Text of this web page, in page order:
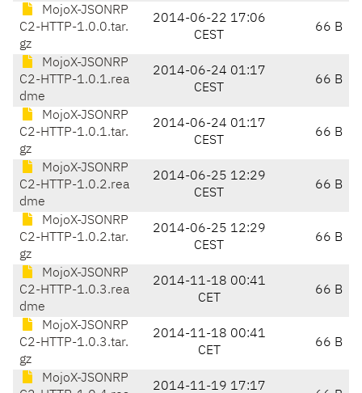
MojoX-JSONRP
C2-HTTP-1.0.0.tar.
gz
2014-06-22 17:06
CEST
66 B
MojoX-JSONRP
C2-HTTP-1.0.1.rea
dme
2014-06-24 01:17
CEST
66 B
MojoX-JSONRP
C2-HTTP-1.0.1.tar.
gz
2014-06-24 01:17
CEST
66 B
MojoX-JSONRP
C2-HTTP-1.0.2.rea
dme
2014-06-25 12:29
CEST
66 B
MojoX-JSONRP
C2-HTTP-1.0.2.tar.
gz
2014-06-25 12:29
CEST
66 B
MojoX-JSONRP
C2-HTTP-1.0.3.rea
dme
2014-11-18 00:41
CET
66 B
MojoX-JSONRP
C2-HTTP-1.0.3.tar.
gz
2014-11-18 00:41
CET
66 B
MojoX-JSONRP
2014-11-19 17:17